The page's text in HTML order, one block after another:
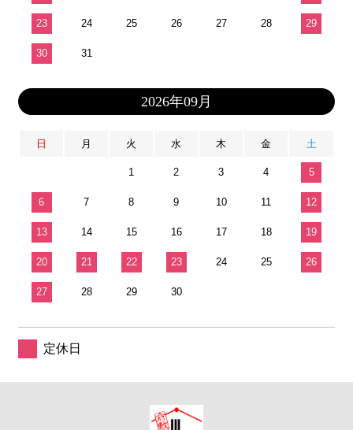
23 24 25 26 27 28 29
30 31
2026年09月
日 月 火 水 木 金 土
1 2 3 4 5
6 7 8 9 10 11 12
13 14 15 16 17 18 19
20 21 22 23 24 25 26
27 28 29 30
定休日